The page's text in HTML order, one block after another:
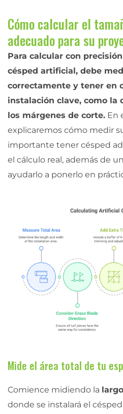
Cómo calcular el
adecuado para su
Para calcular con
césped artificial, debe
correctamente y tener en
instalación clave, como la
los márgenes de corte. En
explicaremos cómo medir
importante tener césped
el cálculo real, además de
ayudarlo a ponerlo en
Mide el área total de tu
Comience midiendo la
donde se instalará el